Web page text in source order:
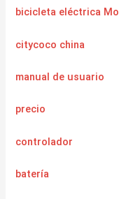
bicicleta eléctrica
citycoco china
manual de usuario
precio
controlador
batería